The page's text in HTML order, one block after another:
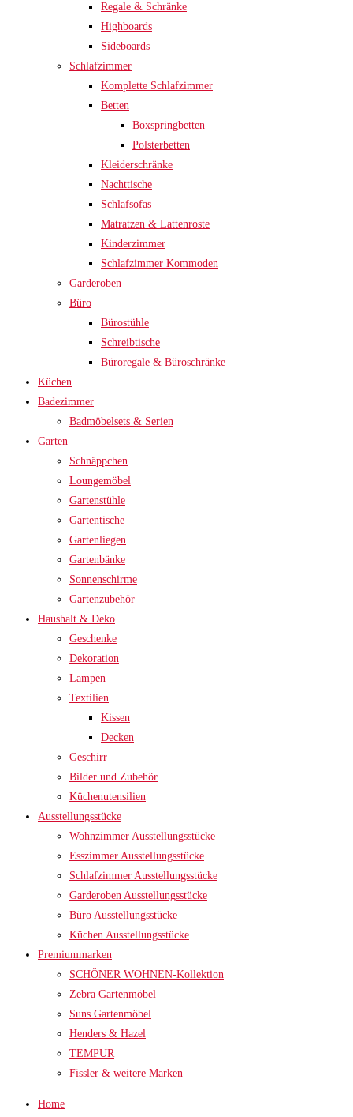
Regale & Schränke
Highboards
Sideboards
Schlafzimmer
Komplette Schlafzimmer
Betten
Boxspringbetten
Polsterbetten
Kleiderschränke
Nachttische
Schlafsofas
Matratzen & Lattenroste
Kinderzimmer
Schlafzimmer Kommoden
Garderoben
Büro
Bürostühle
Schreibtische
Büroregale & Büroschränke
Küchen
Badezimmer
Badmöbelsets & Serien
Garten
Schnäppchen
Loungemöbel
Gartenstühle
Gartentische
Gartenliegen
Gartenbänke
Sonnenschirme
Gartenzubehör
Haushalt & Deko
Geschenke
Dekoration
Lampen
Textilien
Kissen
Decken
Geschirr
Bilder und Zubehör
Küchenutensilien
Ausstellungsstücke
Wohnzimmer Ausstellungsstücke
Esszimmer Ausstellungsstücke
Schlafzimmer Ausstellungsstücke
Garderoben Ausstellungsstücke
Büro Ausstellungsstücke
Küchen Ausstellungsstücke
Premiummarken
SCHÖNER WOHNEN-Kollektion
Zebra Gartenmöbel
Suns Gartenmöbel
Henders & Hazel
TEMPUR
Fissler & weitere Marken
Home